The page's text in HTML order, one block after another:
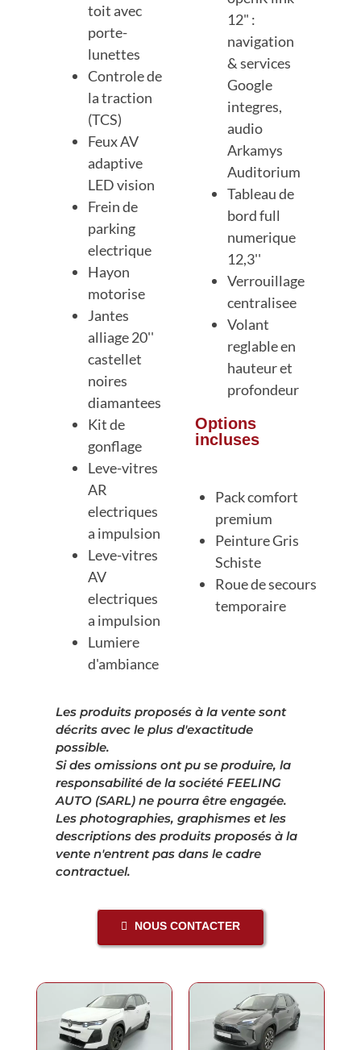
toit avec
porte-
lunettes
Controle de
la traction
(TCS)
Feux AV
adaptive
LED vision
Frein de
parking
electrique
Hayon
motorise
Jantes
alliage 20''
castellet
noires
diamantees
Kit de
gonflage
Leve-vitres
AR
electriques
a impulsion
Leve-vitres
AV
electriques
a impulsion
Lumiere
d'ambiance
12" :
navigation
& services
Google
integres,
audio
Arkamys
Auditorium
Tableau de
bord full
numerique
12,3''
Verrouillage
centralisee
Volant
reglable en
hauteur et
profondeur
Options
incluses
Pack comfort
premium
Peinture Gris
Schiste
Roue de secours
temporaire
Les produits proposés à la vente sont
décrits avec le plus d'exactitude
possible.
Si des omissions ont pu se produire, la
responsabilité de la société FEELING
AUTO (SARL) ne pourra être engagée.
Les photographies, graphismes et les
descriptions des produits proposés à la
vente n'entrent pas dans le cadre
contractuel.
NOUS CONTACTER